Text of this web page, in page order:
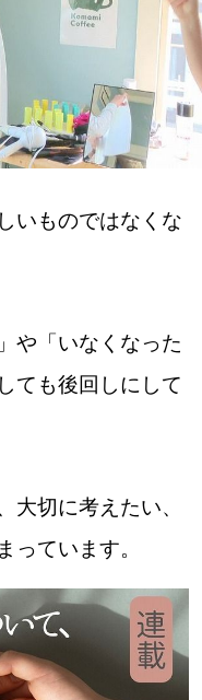
い】
いものではなくな
や「いなくなった
ても後回しにして
大切に考えたい、
っています。